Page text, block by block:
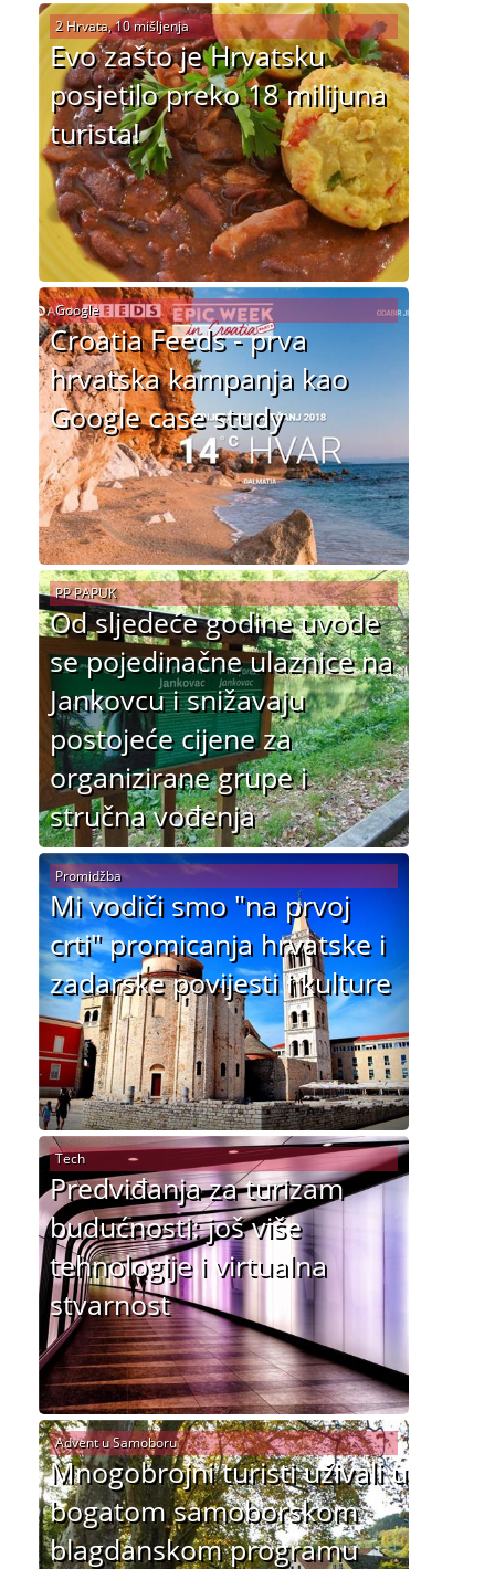
Evo zašto je Hrvatsku
posjetilo preko 18 milijuna
turista!
2 Hrvata, 10 mišljenja
Croatia Feeds - prva
hrvatska kampanja kao
Google case study
Google
Od sljedeće godine uvode
se pojedinačne ulaznice na
Jankovcu i snižavaju
postojeće cijene za
organizirane grupe i
stručna vođenja
PP PAPUK
Mi vodiči smo "na prvoj
crti" promicanja hrvatske i
zadarske povijesti i kulture
Promidžba
Predviđanja za turizam
budućnosti: još više
tehnologije i virtualna
stvarnost
Tech
Mnogobrojni turisti uživali u
bogatom samoborskom
blagdanskom programu
Advent u Samoboru